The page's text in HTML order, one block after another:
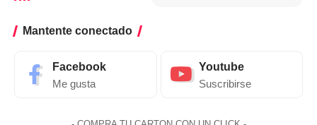
Mantente conectado
Facebook
Me gusta
Youtube
Suscribirse